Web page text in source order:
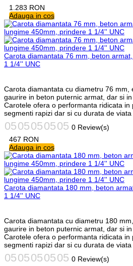
1.283 RON
Adauga in cos
Carota diamantata 76 mm, beton
1 1/4'' UNC
Carota diamantata cu diametru 76 mm,
gaurire in beton puternic armat, dar si
Carotele ofera o performanta ridicata in
segmenti rapizi dar si cu durata de viata
0 Review(s)
467 RON
Adauga in cos
Carota diamantata 180 mm, beton
1 1/4'' UNC
Carota diamantata cu diametru 180
gaurire in beton puternic armat, dar si
Carotele ofera o performanta ridicata in
segmenti rapizi dar si cu durata de viata
0 Review(s)